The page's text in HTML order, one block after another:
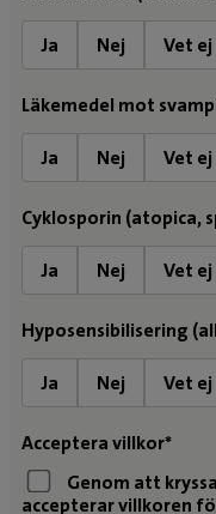
Ja Nej Vet ej
Läkemedel mot
Ja Nej Vet ej
Cyklosporin (atopica,
Ja Nej Vet ej
Hyposensibilisering
Ja Nej Vet ej
Acceptera villkor*
Genom att
accepterar villkoren